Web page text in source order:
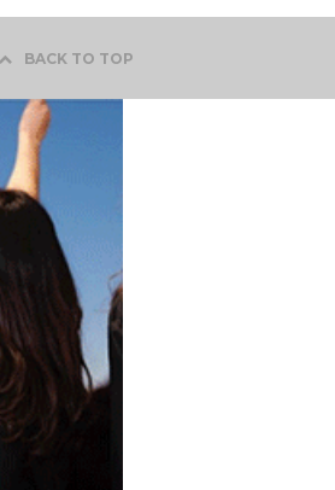
BACK TO TOP